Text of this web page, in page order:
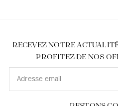
RECEVEZ NOTRE
PROFITEZ DE NOS